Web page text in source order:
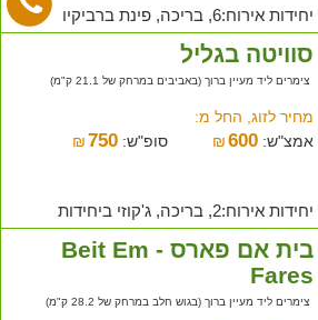
יחידות אירוח:6, בריכה, פינת ברביקיו
סוויטה בגליל
צימרים ליד מעיין ברוך (באביבים במרחק של 21.1 ק"מ)
מחיר לזוג, החל מ:
אמצ"ש:
₪600 סופ"ש: ₪ 750
יחידות אירוח:2, בריכה, ג'קוזי ביחידות
בית אם פארס - Beit Em
Fares
צימרים ליד מעיין ברוך (בגוש חלב במרחק של 28.2 ק"מ)